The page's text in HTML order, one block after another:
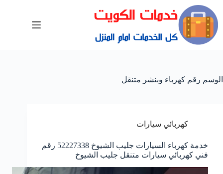
الوسم رقم كهرباء وبنشر متنقل
كهربائي سيارات
خدمة كهرباء السيارات جليب الشيوخ 52227338 رقم
فني كهربائي سيارات متنقل جليب الشيوخ